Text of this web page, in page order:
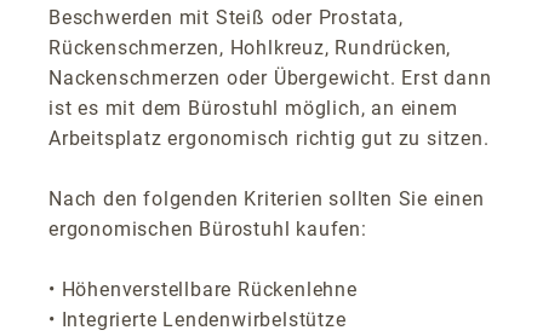
Beschwerden mit Steiß oder Prostata,
Rückenschmerzen, Hohlkreuz, Rundrücken,
Nackenschmerzen oder Übergewicht. Erst dann
ist es mit dem Bürostuhl möglich, an einem
Arbeitsplatz ergonomisch richtig gut zu sitzen.
Nach den folgenden Kriterien sollten Sie einen
ergonomischen Bürostuhl kaufen:
• Höhenverstellbare Rückenlehne
• Integrierte Lendenwirbelstütze